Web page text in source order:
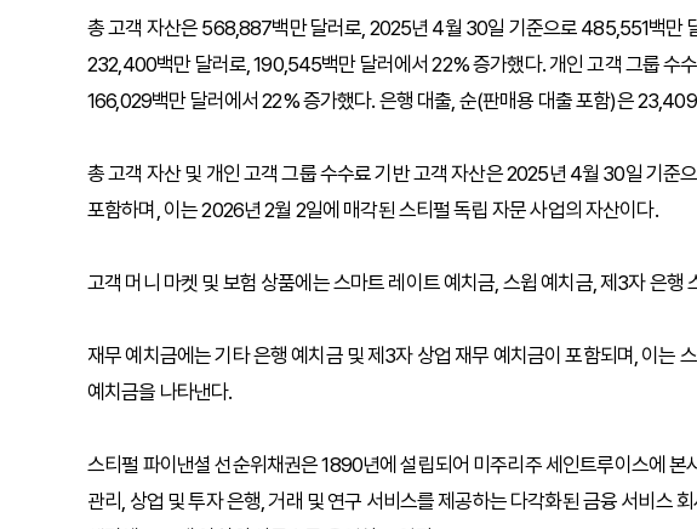
총 고객 자산은 568,887백만 달러로, 2025년 4월 30일 기준으로 485,551백만
232,400백만 달러로, 190,545백만 달러에서 22% 증가했다. 개인 고객 그룹 수
166,029백만 달러에서 22% 증가했다. 은행 대출, 순(판매용 대출 포함)은
총 고객 자산 및 개인 고객 그룹 수수료 기반 고객 자산은 2025년 4월 30일 기준
포함하며, 이는 2026년 2월 2일에 매각된 스티펄 독립 자문 사업의 자산이다.
고객 머니 마켓 및 보험 상품에는 스마트 레이트 예치금, 스윕 예치금, 제3자 은행
재무 예치금에는 기타 은행 예치금 및 제3자 상업 재무 예치금이 포함되며, 이는
예치금을 나타낸다.
스티펄 파이낸셜 선순위채권은 1890년에 설립되어 미주리주 세인트루이스에 본
관리, 상업 및 투자 은행, 거래 및 연구 서비스를 제공하는 다각화된 금융 서비스